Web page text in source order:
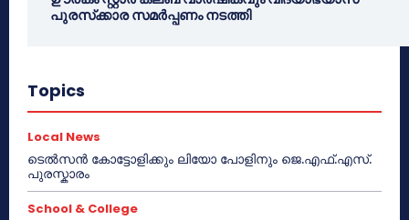
പുരസ്‌ക്കാര സമർപ്പണം നടത്തി
Topics
Local News
ടെൽസൻ കോട്ടോളിക്കും ലിയോ പോളിനും ജെ.എഫ്.എസ്.
പുരസ്കാരം
School & College